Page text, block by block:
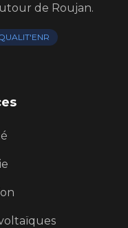
de Roujan.